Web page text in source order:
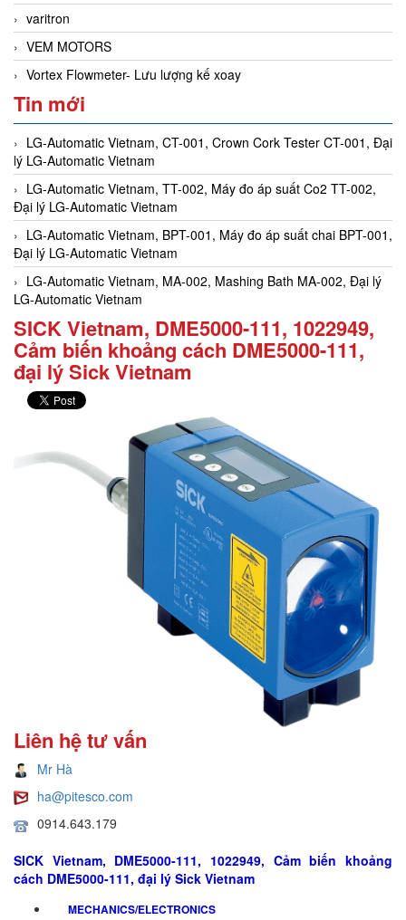
varitron
VEM MOTORS
Vortex Flowmeter- Lưu lượng kế xoay
Tin mới
LG-Automatic Vietnam, CT-001, Crown Cork Tester CT-001, Đại
lý LG-Automatic Vietnam
LG-Automatic Vietnam, TT-002, Máy đo áp suất Co2 TT-002,
Đại lý LG-Automatic Vietnam
LG-Automatic Vietnam, BPT-001, Máy đo áp suất chai BPT-001,
Đại lý LG-Automatic Vietnam
LG-Automatic Vietnam, MA-002, Mashing Bath MA-002, Đại lý
LG-Automatic Vietnam
SICK Vietnam, DME5000-111, 1022949,
Cảm biến khoảng cách DME5000-111,
đại lý Sick Vietnam
Liên hệ tư vấn
Mr Hà
ha@pitesco.com
0914.643.179
SICK Vietnam, DME5000-111, 1022949, Cảm biến khoảng
cách DME5000-111, đại lý Sick Vietnam
MECHANICS/ELECTRONICS